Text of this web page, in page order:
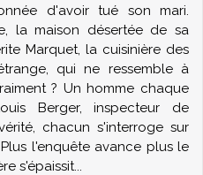
d'avoir tué son mari.
la maison désertée de sa
Marquet, la cuisinière des
qui ne ressemble à
? Un homme chaque
Berger, inspecteur de
chacun s'interroge sur
l'enquête avance plus le
s'épaissit...